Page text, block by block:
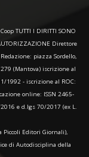
TUTTI I DIRITTI SONO
Direttore
piazza Sordello,
(Mantova) iscrizione al
1992 - iscrizione al ROC:
online: ISSN 2465-
e d.lgs 70/2017 (ex L.
Piccoli Editori Giornali),
di Autodisciplina della